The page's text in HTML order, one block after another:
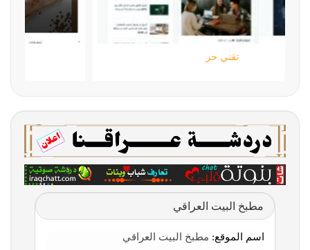
مطبخ البيت العراقي
اسم الموقع: مطبخ البيت العراقي